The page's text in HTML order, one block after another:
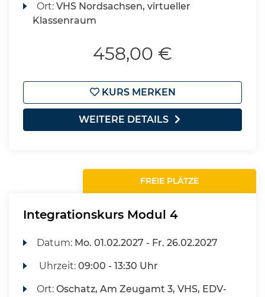
Ort:VHS Nordsachsen, virtueller
Klassenraum
458,00 €
KURS MERKEN
WEITERE DETAILS
FREIE PLÄTZE
Integrationskurs Modul 4
Datum: Mo. 01.02.2027 - Fr. 26.02.2027
Uhrzeit:09:00 - 13:30 Uhr
Ort:Oschatz, Am Zeugamt 3, VHS, EDV-